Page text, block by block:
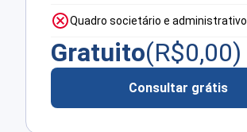
Quadro societário e administrativo
Gratuito(R$0,00)
Consultar grátis